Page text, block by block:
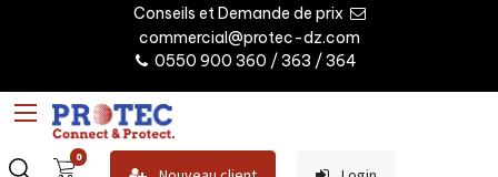
Conseils et Demande de prix
commercial@protec-dz.com
0550 900 360 / 363 / 364
0